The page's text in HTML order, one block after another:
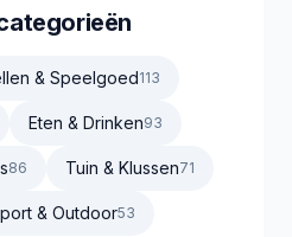
& Speelgoed113
Eten & Drinken93
86 Tuin & Klussen71
& Outdoor53